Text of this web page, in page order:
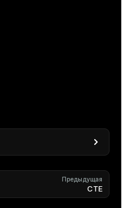
Предыдущая
CTE